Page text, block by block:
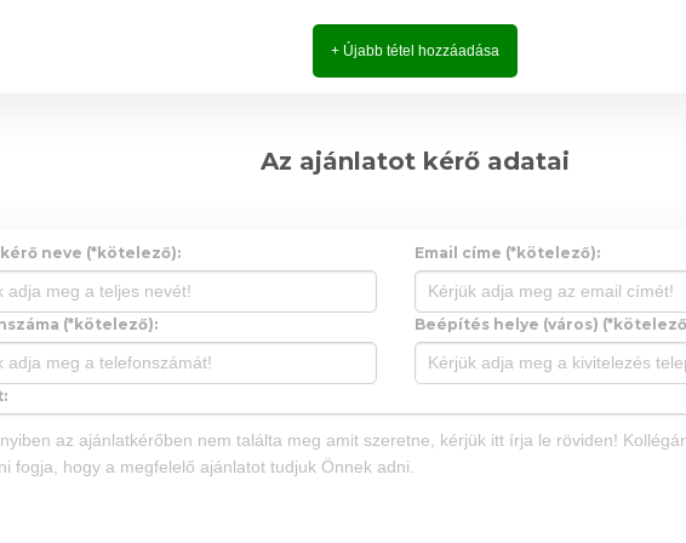
+ Újabb tétel hozzáadása
Az ajánlatot kérő adatai
neve (*kötelező): Email címe (*kötelező):
(*kötelező): Beépítés helye (város)